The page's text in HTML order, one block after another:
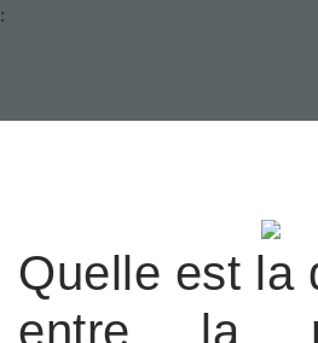
:
Quelle est la
entre la